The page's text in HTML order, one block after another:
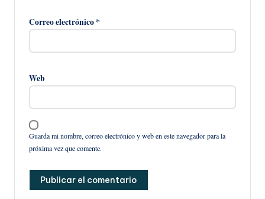
Correo electrónico*
Web
Guarda mi nombre, correo electrónico y web en este navegador para la
próxima vez que comente.